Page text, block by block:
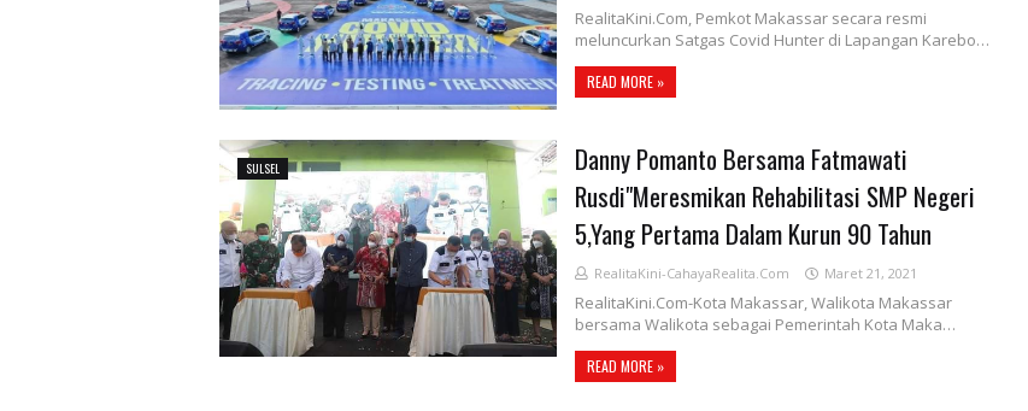
RealitaKini.Com, Pemkot Makassar secara resmi
meluncurkan Satgas Covid Hunter di Lapangan Karebo…
READ MORE »
SULSEL
Danny Pomanto Bersama Fatmawati
Rusdi"Meresmikan Rehabilitasi SMP Negeri
5,Yang Pertama Dalam Kurun 90 Tahun
RealitaKini-CahayaRealita.Com Maret 21, 2021
RealitaKini.Com-Kota Makassar, Walikota Makassar
bersama Walikota sebagai Pemerintah Kota Maka…
READ MORE »